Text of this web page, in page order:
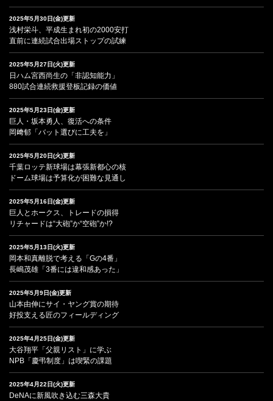
2025年5月30日(金)更新
浅村栄斗、平成生まれ初の2000安打
直前に連続試合出場ストップの試練
2025年5月27日(火)更新
日ハム宮西尚生の「非認知能力」
880試合連続救援登板記録の価値
2025年5月23日(金)更新
巨人・坂本勇人、復活への条件
岡﨑郁「バット選びに工夫を」
2025年5月20日(火)更新
千葉ロッテ新球場は幕張新都心の核
ドーム球場は予算化が困難な見通し
2025年5月16日(金)更新
巨人とホークス、トレードの損得
リチャードは“大砲”か“空砲”か!?
2025年5月13日(火)更新
岡本和真離脱で考える「Gの4番」
長嶋茂雄「3番には違和感あった」
2025年5月9日(金)更新
山本由伸にサイ・ヤング賞の期待
好投支える匠のフィールディング
2025年4月25日(金)更新
大谷翔平「父親リスト」に学ぶ
NPB「慶弔制度」は喫緊の課題
2025年4月22日(火)更新
DeNAに新風吹き込む三森大貴